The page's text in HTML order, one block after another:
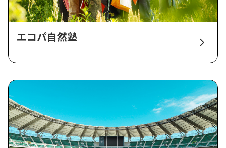
エコパ自然塾